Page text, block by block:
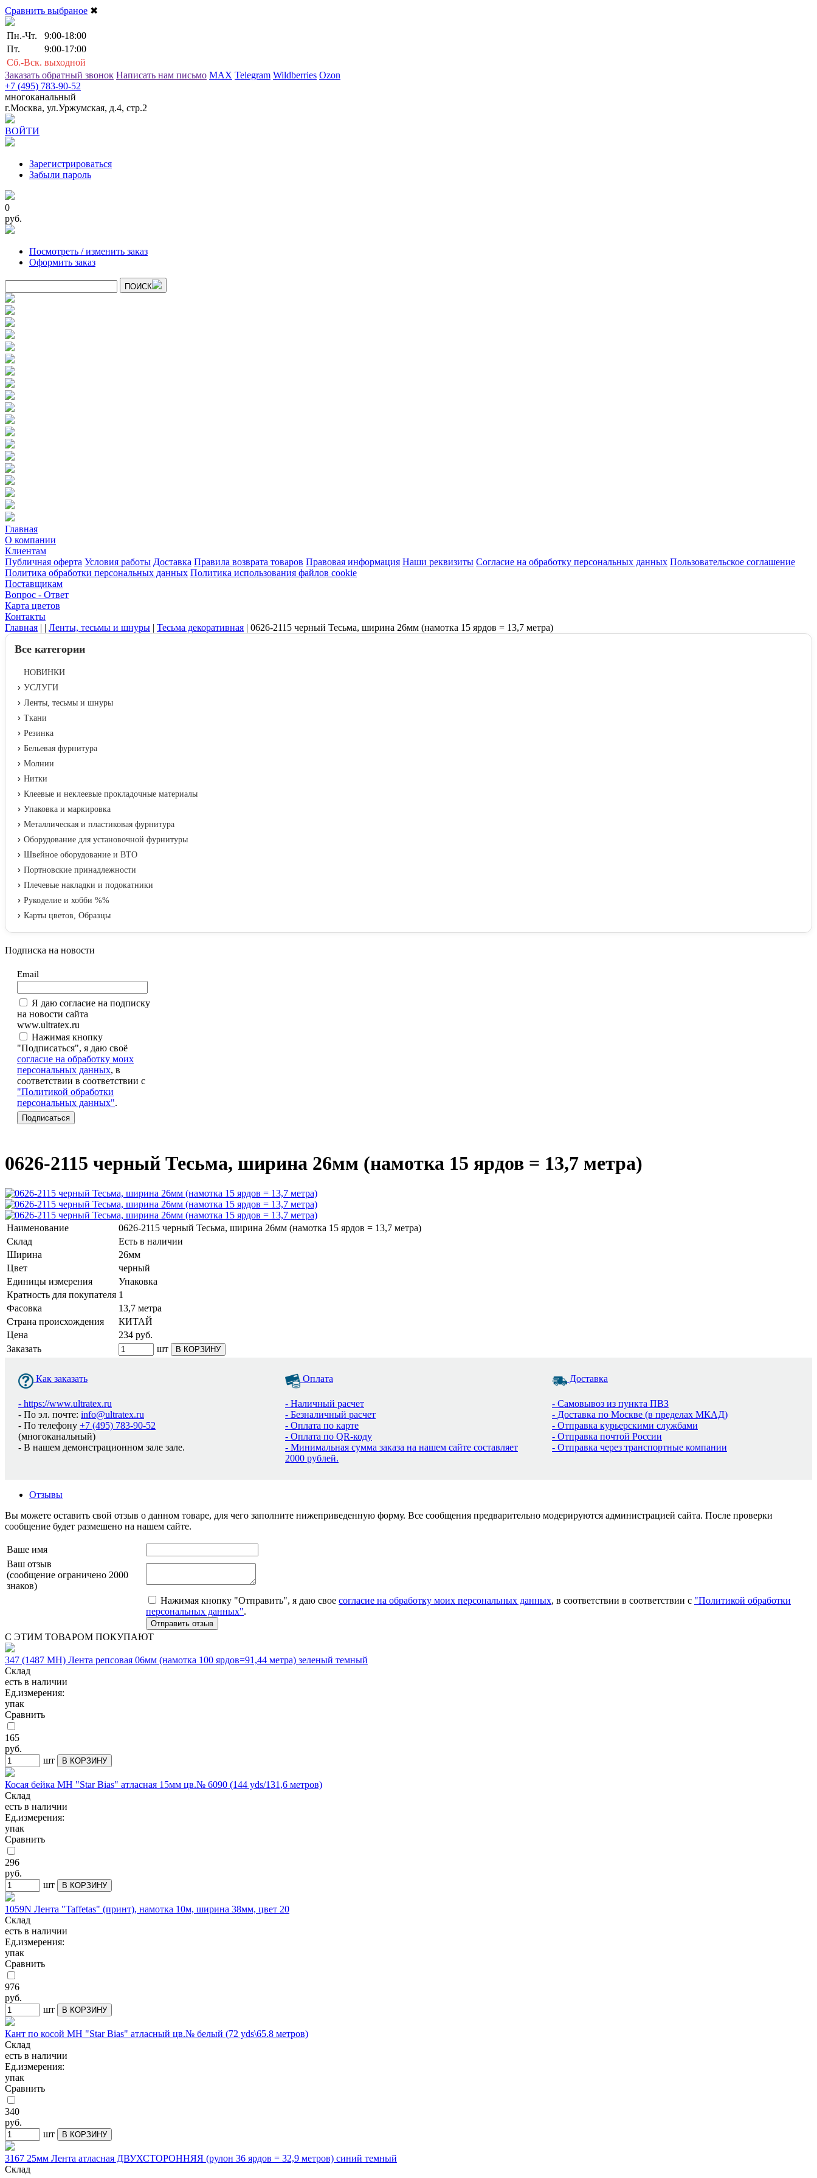
Сравнить выбраное ✖
Пн.-Чт.
9:00-18:00
Пт.
9:00-17:00
Сб.-Вск. выходной
Заказать обратный звонок Написать нам письмо MAX Telegram Wildberries Ozon
+7 (495) 783-90-52
многоканальный
г.Москва, ул.Уржумская, д.4, стр.2
ВОЙТИ
Зарегистрироваться
Забыли пароль
0
руб.
Посмотреть / изменить заказ
Оформить заказ
ПОИСК
Главная
О компании
Клиентам
Публичная оферта Условия работы Доставка Правила возврата товаров Правовая информация Наши реквизиты Согласие на обработку персональных данных Пользовательское соглашение
Политика обработки персональных данных Политика использования файлов cookie
Поставщикам
Вопрос - Ответ
Карта цветов
Контакты
Главная | | Ленты, тесьмы и шнуры | Тесьма декоративная | 0626-2115 черный Тесьма, ширина 26мм (намотка 15 ярдов = 13,7 метра)
Все категории
НОВИНКИ
УСЛУГИ
Ленты, тесьмы и шнуры
Ткани
Резинка
Бельевая фурнитура
Молнии
Нитки
Клеевые и неклеевые прокладочные материалы
Упаковка и маркировка
Металлическая и пластиковая фурнитура
Оборудование для установочной фурнитуры
Швейное оборудование и ВТО
Портновские принадлежности
Плечевые накладки и подокатники
Рукоделие и хобби %%
Карты цветов, Образцы
Подписка на новости
Email
Я даю согласие на подписку
на новости сайта
www.ultratex.ru
Нажимая кнопку
"Подписаться", я даю своё
согласие на обработку моих
персональных данных, в
соответствии в соответствии с
"Политикой обработки
персональных данных".
0626-2115 черный Тесьма, ширина 26мм (намотка 15 ярдов = 13,7 метра)
Наименование
0626-2115 черный Тесьма, ширина 26мм (намотка 15 ярдов = 13,7 метра)
Склад
Есть в наличии
Ширина
26мм
Цвет
черный
Единицы измерения
Упаковка
Кратность для покупателя 1
Фасовка
13,7 метра
Страна происхождения
КИТАЙ
Цена
234 руб.
Заказать
шт В КОРЗИНУ
Как заказать
- https://www.ultratex.ru
- По эл. почте: info@ultratex.ru
- По телефону +7 (495) 783-90-52
(многоканальный)
- В нашем демонстрационном зале зале.
Оплата
- Наличный расчет
- Безналичный расчет
- Оплата по карте
- Оплата по QR-коду
- Минимальная сумма заказа на нашем сайте составляет
2000 рублей.
Доставка
- Самовывоз из пункта ПВЗ
- Доставка по Москве (в пределах МКАД)
- Отправка курьерскими службами
- Отправка почтой России
- Отправка через транспортные компании
Отзывы
Вы можете оставить свой отзыв о данном товаре, для чего заполните нижеприведенную форму. Все сообщения предварительно модерируются администрацией сайта. После проверки
сообщение будет размешено на нашем сайте.
Ваше имя
Ваш отзыв
(сообщение ограничено 2000
знаков)
Нажимая кнопку "Отправить", я даю свое согласие на обработку моих персональных данных, в соответствии в соответствии с "Политикой обработки
персональных данных".
С ЭТИМ ТОВАРОМ ПОКУПАЮТ
347 (1487 МН) Лента репсовая 06мм (намотка 100 ярдов=91,44 метра) зеленый темный
Склад
есть в наличии
Ед.измерения:
упак
Сравнить
165
руб.
шт
В КОРЗИНУ
Косая бейка МН "Star Bias" атласная 15мм цв.№ 6090 (144 yds/131,6 метров)
Склад
есть в наличии
Ед.измерения:
упак
Сравнить
296
руб.
шт
В КОРЗИНУ
1059N Лента "Taffetas" (принт), намотка 10м, ширина 38мм, цвет 20
Склад
есть в наличии
Ед.измерения:
упак
Сравнить
976
руб.
шт
В КОРЗИНУ
Кант по косой МН "Star Bias" атласный цв.№ белый (72 yds\65.8 метров)
Склад
есть в наличии
Ед.измерения:
упак
Сравнить
340
руб.
шт
В КОРЗИНУ
3167 25мм Лента атласная ДВУХСТОРОННЯЯ (рулон 36 ярдов = 32,9 метров) синий темный
Склад